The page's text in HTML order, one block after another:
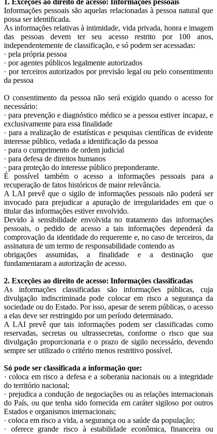
1. Exceções ao direito de acesso: Informações pessoais
Informações pessoais são aquelas relacionadas à pessoa natural que
possa ser identificada.
As informações relativas à intimidade, vida privada, honra e imagem
das pessoas devem ter seu acesso restrito por 100 anos,
independentemente de classificação, e só podem ser acessadas:
· pela própria pessoa
· por agentes públicos legalmente autorizados
· por terceiros autorizados por previsão legal ou pelo consentimento
da pessoa
O consentimento da pessoa não será exigido quando o acesso for
necessário:
· para prevenção e diagnóstico médico se a pessoa estiver incapaz, e
exclusivamente para essa finalidade
· para a realização de estatísticas e pesquisas científicas de evidente
interesse público, vedada a identificação da pessoa
· para o cumprimento de ordem judicial
· para defesa de direitos humanos
· para proteção do interesse público preponderante.
É possível também o acesso a informações pessoais para a
recuperação de fatos históricos de maior relevância.
A LAI prevê que o sigilo de informações pessoais não poderá ser
invocado para prejudicar a apuração de irregularidades em que o
titular das informações estiver envolvido.
Devido à sensibilidade envolvida no tratamento das informações
pessoais, o pedido de acesso a tais informações dependerá da
comprovação da identidade do requerente e, no caso de terceiros, da
assinatura de um termo de responsabilidade contendo as
obrigações assumidas, a finalidade e a destinação que
fundamentaram a autorização de acesso.
2. Exceções ao direito de acesso: Informações classificadas
As informações classificadas são informações públicas, cuja
divulgação indiscriminada pode colocar em risco a segurança da
sociedade ou do Estado. Por isso, apesar de serem públicas, o acesso
a elas deve ser restringido por um período determinado.
A LAI prevê que tais informações podem ser classificadas como
reservadas, secretas ou ultrassecretas, conforme o risco que sua
divulgação proporcionaria e o prazo de sigilo necessário, devendo
sempre ser utilizado o critério menos restritivo possível.
Só pode ser classificada a informação que:
· coloca em risco a defesa e a soberania nacionais ou a integridade
do território nacional;
· prejudica a condução de negociações ou as relações internacionais
do País, ou que tenha sido fornecida em caráter sigiloso por outros
Estados e organismos internacionais;
· coloca em risco a vida, a segurança ou a saúde da população;
· oferece grande risco à estabilidade econômica, financeira ou